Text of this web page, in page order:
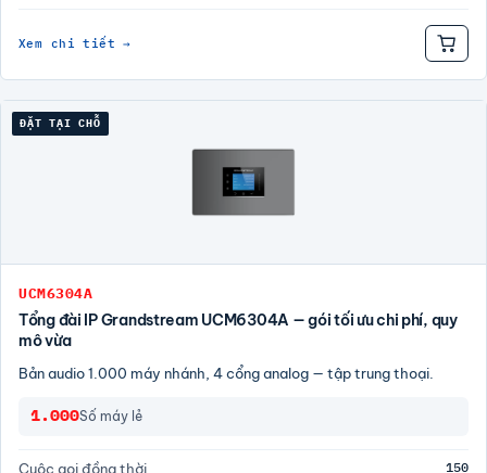
Xem chi tiết →
ĐẶT TẠI CHỖ
UCM6304A
Tổng đài IP Grandstream UCM6304A — gói tối ưu chi phí, quy
mô vừa
Bản audio 1.000 máy nhánh, 4 cổng analog — tập trung thoại.
1.000Số máy lẻ
Cuộc gọi đồng thời 150